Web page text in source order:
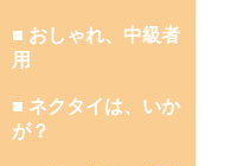
■ おしゃれ、中級者
用
■ ネクタイは、いか
が？